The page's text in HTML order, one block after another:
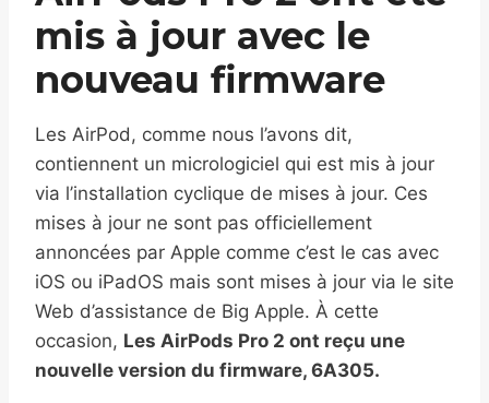
mis à jour avec le
nouveau firmware
Les AirPod, comme nous l’avons dit,
contiennent un micrologiciel qui est mis à jour
via l’installation cyclique de mises à jour. Ces
mises à jour ne sont pas officiellement
annoncées par Apple comme c’est le cas avec
iOS ou iPadOS mais sont mises à jour via le site
Web d’assistance de Big Apple. À cette
occasion, Les AirPods Pro 2 ont reçu une
nouvelle version du firmware, 6A305.